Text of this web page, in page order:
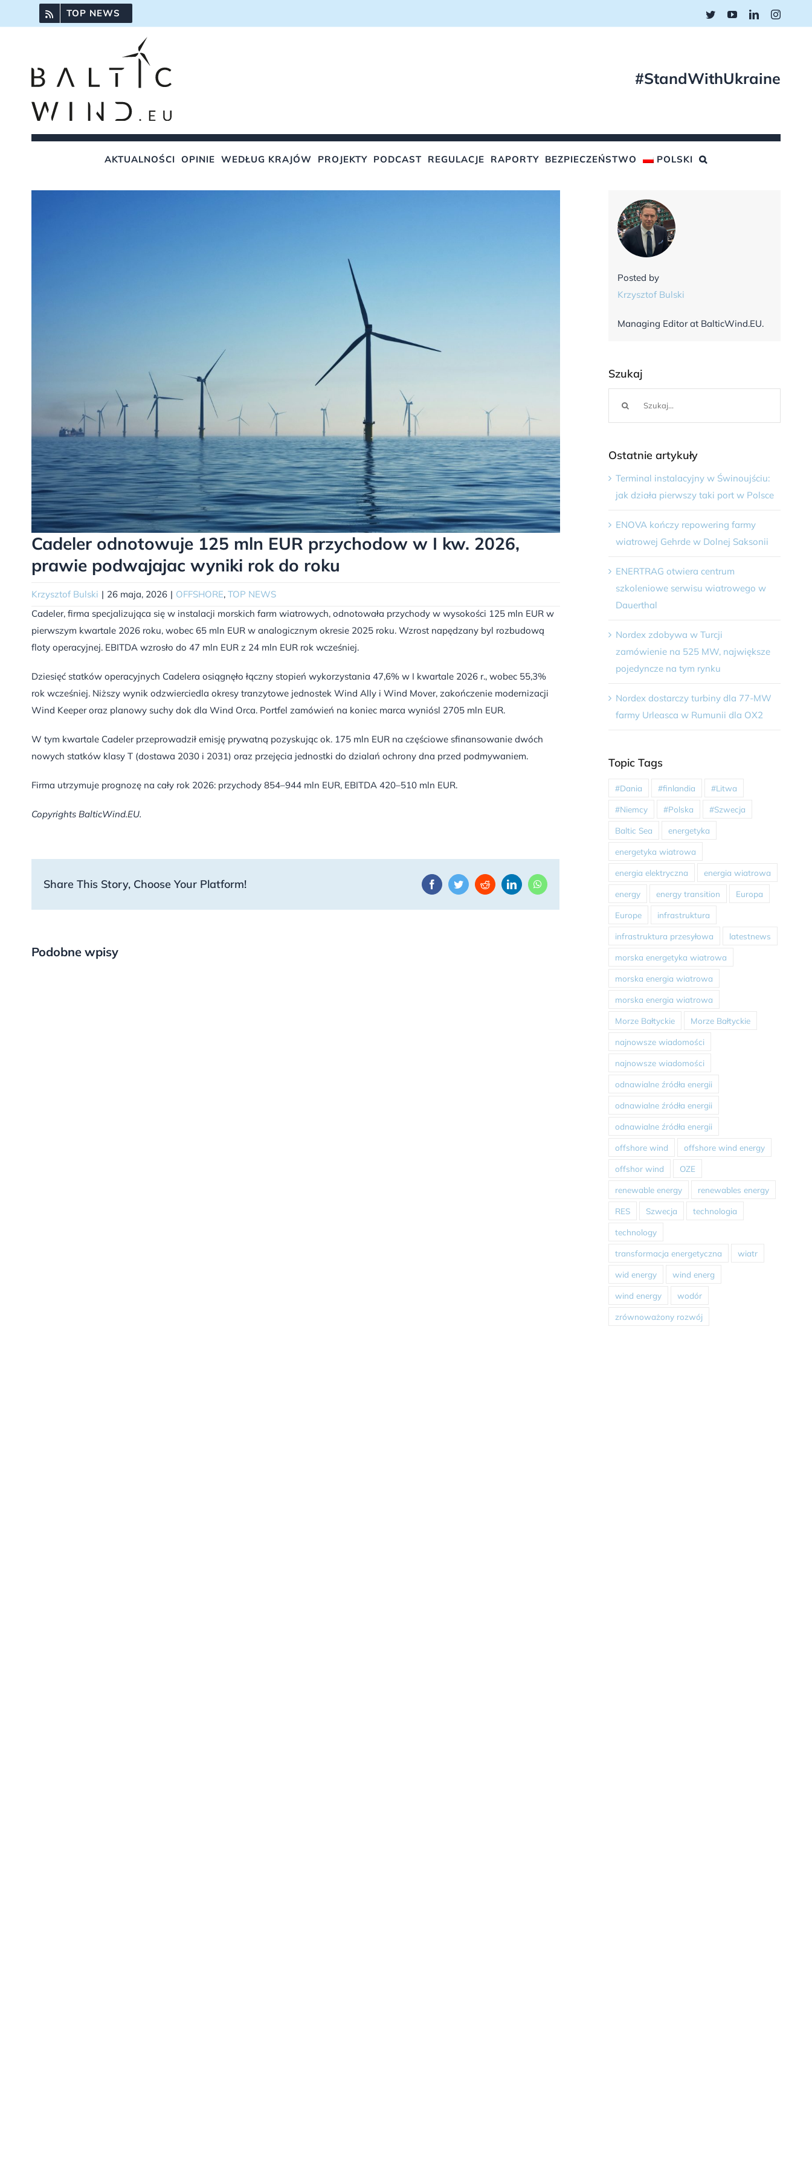
do
TOP NEWS TwitterYouTubeLinkedIn
#StandWithUkraine
AKTUALNOŚCI OPINIE WEDŁUG KRAJÓW PROJEKTY PODCAST REGULACJE RAPORTY BEZPIECZEŃSTWO POLSKI
Cadeler odnotowuje 125 mln EUR przychodow w I kw. 2026,
prawie podwajajac wyniki rok do roku
Krzysztof Bulski | 26 maja, 2026 | OFFSHORE, TOP NEWS
Cadeler, firma specjalizująca się w instalacji morskich farm wiatrowych, odnotowała przychody w wysokości 125 mln EUR w
pierwszym kwartale 2026 roku, wobec 65 mln EUR w analogicznym okresie 2025 roku. Wzrost napędzany byl rozbudową
floty operacyjnej. EBITDA wzrosło do 47 mln EUR z 24 mln EUR rok wcześniej.
Dziesięć statków operacyjnych Cadelera osiągnęło łączny stopień wykorzystania 47,6% w I kwartale 2026 r., wobec 55,3%
rok wcześniej. Niższy wynik odzwierciedla okresy tranzytowe jednostek Wind Ally i Wind Mover, zakończenie modernizacji
Wind Keeper oraz planowy suchy dok dla Wind Orca. Portfel zamówień na koniec marca wyniósl 2705 mln EUR.
W tym kwartale Cadeler przeprowadził emisję prywatną pozyskując ok. 175 mln EUR na częściowe sfinansowanie dwóch
nowych statków klasy T (dostawa 2030 i 2031) oraz przejęcia jednostki do dzialań ochrony dna przed podmywaniem.
Firma utrzymuje prognozę na cały rok 2026: przychody 854–944 mln EUR, EBITDA 420–510 mln EUR.
Copyrights BalticWind.EU.
Share This Story, Choose Your Platform! FacebookTwitterRedditLinkedInWhatsApp
Podobne wpisy
Posted by
Krzysztof Bulski
Managing Editor at BalticWind.EU.
Szukaj
Ostatnie artykuły
Terminal instalacyjny w Świnoujściu:
jak działa pierwszy taki port w Polsce
ENOVA kończy repowering farmy
wiatrowej Gehrde w Dolnej Saksonii
ENERTRAG otwiera centrum
szkoleniowe serwisu wiatrowego w
Dauerthal
Nordex zdobywa w Turcji
zamówienie na 525 MW, największe
pojedyncze na tym rynku
Nordex dostarczy turbiny dla 77-MW
farmy Urleasca w Rumunii dla OX2
Topic Tags
#Dania #finlandia #Litwa
#Niemcy #Polska #Szwecja
Baltic Sea energetyka
energetyka wiatrowa
energia elektryczna energia wiatrowa
energy energy transition Europa
Europe infrastruktura
infrastruktura przesyłowa latestnews
morska energetyka wiatrowa
morska energia wiatrowa
morska energia wiatrowa
Morze Bałtyckie Morze Bałtyckie
najnowsze wiadomości
najnowsze wiadomości
odnawialne źródła energii
odnawialne źródła energii
odnawialne źródła energii
offshore wind offshore wind energy
offshor wind OZE
renewable energy renewables energy
RES Szwecja technologia
technology
transformacja energetyczna wiatr
wid energy wind energ
wind energy wodór
zrównoważony rozwój